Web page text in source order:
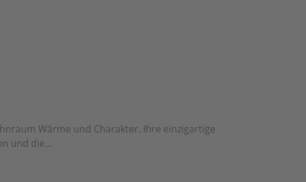
Wärme und Charakter. Ihre einzigartige
und die...